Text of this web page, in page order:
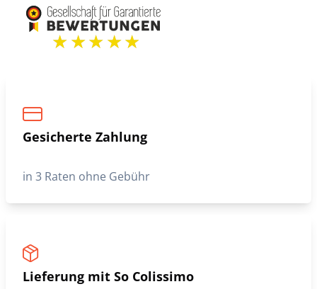
Gesicherte Zahlung
in 3 Raten ohne Gebühr
Lieferung mit So Colissimo